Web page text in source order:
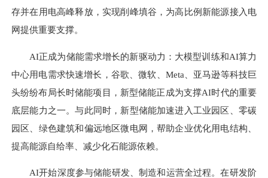
存并在用电高峰释放，实现削峰填谷，为高比例新能源接入电
网提供重要支撑。
AI正成为储能需求增长的新驱动力：大模型训练和AI算力
中心用电需求快速增长，谷歌、微软、Meta、亚马逊等科技巨
头纷纷布局长时储能项目，新型储能正成为支撑AI时代的重要
底层能力之一。与此同时，新型储能加速进入工业园区、零碳
园区、绿色建筑和偏远地区微电网，帮助企业优化用电结构、
提高能源自给率、减少化石能源依赖。
AI开始深度参与储能研发、制造和运营全过程。在研发阶